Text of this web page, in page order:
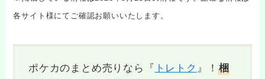
各サイト様にてご確認お願いいたします。
ポケカのまとめ売りなら『 トレトク 』！梱